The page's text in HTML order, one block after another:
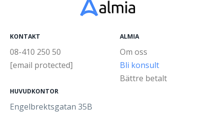
Läkare
KONTAKT
08-410 250 50
[email protected]
HUVUDKONTOR
Engelbrektsgatan 35B
ALMIA
Om oss
Bli konsult
Bättre betalt